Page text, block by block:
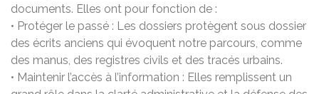
documents. Elles ont pour fonction de :
• Protéger le passé : Les dossiers protègent sous dossier
des écrits anciens qui évoquent notre parcours, comme
des manus, des registres civils et des tracés urbains.
• Maintenir l’accès à l’information : Elles remplissent un